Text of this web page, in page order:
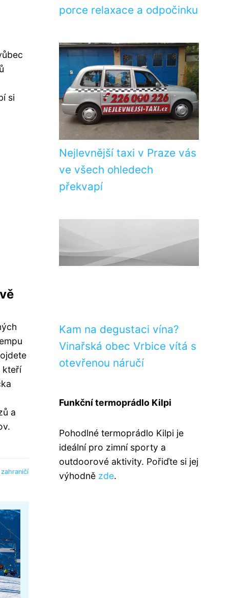
si
kteří
a
porce relaxace a odpočinku
Nejlevnější taxi v Praze vás
ve všech ohledech
překvapí
Kam na degustaci vína?
Vinařská obec Vrbice vítá s
otevřenou náručí
Funkční termoprádlo Kilpi
Pohodlné termoprádlo Kilpi je
ideální pro zimní sporty a
outdoorové aktivity. Pořiďte si jej
výhodně zde.